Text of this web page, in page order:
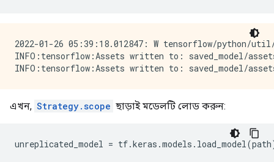
2022-01-26 05:39:18.012847: W tensorflow/
INFO:tensorflow:Assets written to: saved_model/
এখন, Strategy.scope ছাড়াই মডেলটি লোড করুন:
unreplicated_model = tf.keras .models . load_model(path